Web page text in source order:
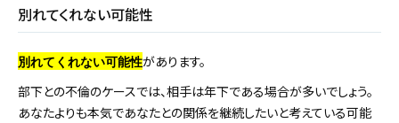
別れてくれない可能性
別れてくれない可能性があります。
部下との不倫のケースでは、相手は年下である場合が多いでしょう。
あなたよりも本気であなたとの関係を継続したいと考えている可能